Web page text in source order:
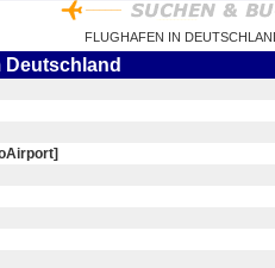
FLUGHAFEN IN
Deutschland